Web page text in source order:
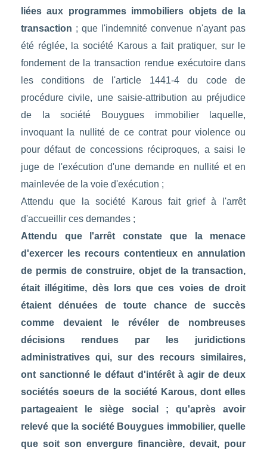
liées aux programmes immobiliers objets de la
transaction ; que l'indemnité convenue n'ayant pas
été réglée, la société Karous a fait pratiquer, sur le
fondement de la transaction rendue exécutoire dans
les conditions de l'article 1441-4 du code de
procédure civile, une saisie-attribution au préjudice
de la société Bouygues immobilier laquelle,
invoquant la nullité de ce contrat pour violence ou
pour défaut de concessions réciproques, a saisi le
juge de l'exécution d'une demande en nullité et en
mainlevée de la voie d'exécution ;
Attendu que la société Karous fait grief à l'arrêt
d'accueillir ces demandes ;
Attendu que l'arrêt constate que la menace
d'exercer les recours contentieux en annulation
de permis de construire, objet de la transaction,
était illégitime, dès lors que ces voies de droit
étaient dénuées de toute chance de succès
comme devaient le révéler de nombreuses
décisions rendues par les juridictions
administratives qui, sur des recours similaires,
ont sanctionné le défaut d'intérêt à agir de deux
sociétés soeurs de la société Karous, dont elles
partageaient le siège social ; qu'après avoir
relevé que la société Bouygues immobilier, quelle
que soit son envergure financière, devait, pour